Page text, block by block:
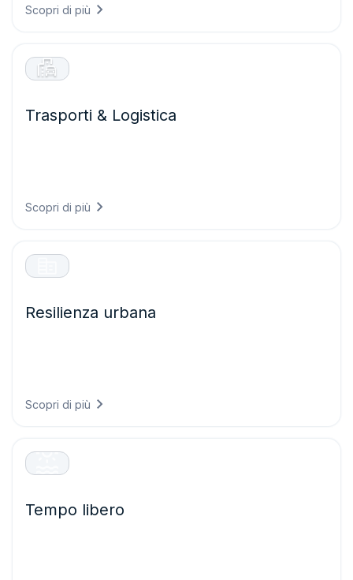
Scopri di più
Trasporti & Logistica
Scopri di più
Resilienza urbana
Scopri di più
Tempo libero